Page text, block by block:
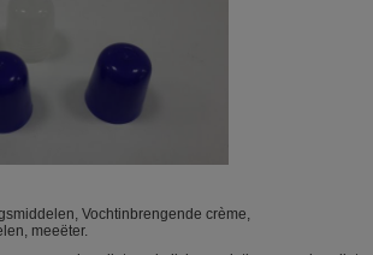
Vochtinbrengende crème,
meeëter.